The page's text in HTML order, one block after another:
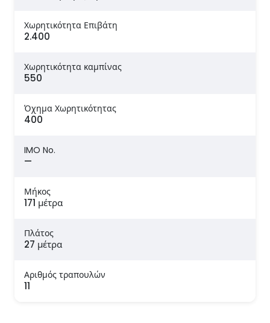
Χωρητικότητα Επιβάτη
2.400
Χωρητικότητα καμπίνας
550
Όχημα Χωρητικότητας
400
IMO No.
—
Μήκος
171 μέτρα
Πλάτος
27 μέτρα
Αριθμός τραπουλών
11